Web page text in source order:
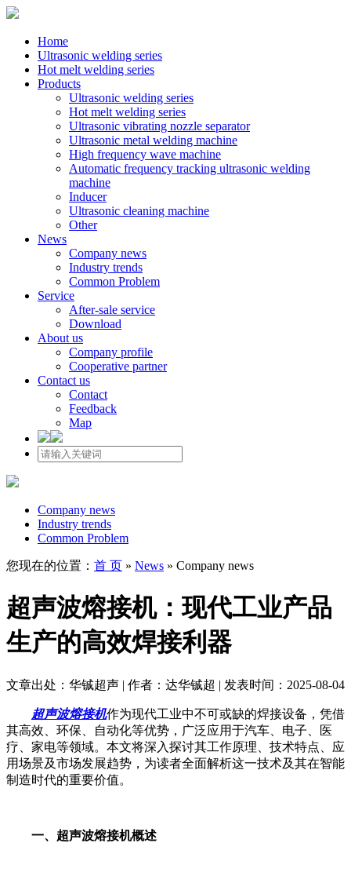
Home
Ultrasonic welding series
Hot melt welding series
Products
Ultrasonic welding series
Hot melt welding series
Ultrasonic vibrating nozzle separator
Ultrasonic metal welding machine
High frequency wave machine
Automatic frequency tracking ultrasonic welding
machine
Inducer
Ultrasonic cleaning machine
Other
News
Company news
Industry trends
Common Problem
Service
After-sale service
Download
About us
Company profile
Cooperative partner
Contact us
Contact
Feedback
Map
Company news
Industry trends
Common Problem
您现在的位置： 首 页 » News » Company news
超声波熔接机：现代工业产品
生产的高效焊接利器
文章出处：华铖超声 | 作者：达华铖超 | 发表时间：2025-08-04
超声波熔接机作为现代工业中不可或缺的焊接设备，凭借
其高效、环保、自动化等优势，广泛应用于汽车、电子、医
疗、家电等领域。本文将深入探讨其工作原理、技术特点、应
用场景及市场发展趋势，为读者全面解析这一技术及其在智能
制造时代的重要价值。
一、超声波熔接机概述